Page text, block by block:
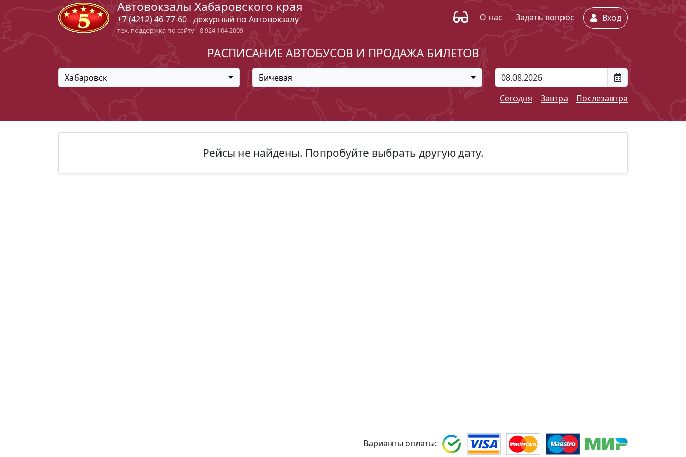
Автовокзалы Хабаровского края
+7 (4212) 46-77-60 - дежурный по Автовокзалу
тех. поддержка по сайту - 8 924 104 2009
О нас Задать вопрос Вход
РАСПИСАНИЕ АВТОБУСОВ И ПРОДАЖА БИЛЕТОВ
Хабаровск
Бичевая
Сегодня
Завтра Послезавтра
Рейсы не найдены. Попробуйте выбрать другую дату.
Варианты оплаты: